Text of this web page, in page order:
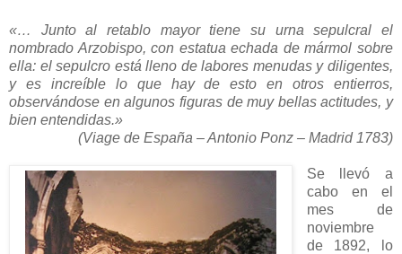
«… Junto al retablo mayor tiene su urna sepulcral el
nombrado Arzobispo, con estatua echada de mármol sobre
ella: el sepulcro está lleno de labores menudas y diligentes,
y es increíble lo que hay de esto en otros entierros,
observándose en algunos figuras de muy bellas actitudes, y
bien entendidas.»
(Viage de España – Antonio Ponz – Madrid 1783)
Se llevó a
cabo en el
mes de
noviembre
de 1892, lo